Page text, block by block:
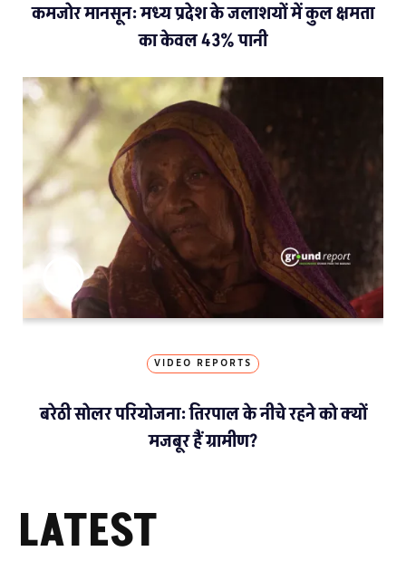
कमजोर मानसून: मध्य प्रदेश के जलाशयों में कुल क्षमता
का केवल 43% पानी
VIDEO REPORTS
बरेठी सोलर परियोजना: तिरपाल के नीचे रहने को क्यों
मजबूर हैं ग्रामीण?
LATEST